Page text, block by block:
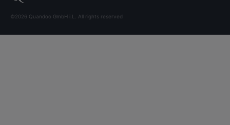
©2026 Quandoo GmbH i.L. All rights reserved